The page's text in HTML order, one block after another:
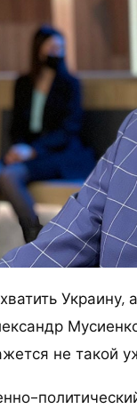
Украину,
не такой